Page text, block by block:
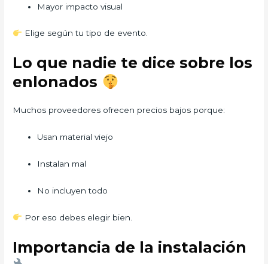
Mayor impacto visual
Elige según tu tipo de evento.
Lo que nadie te dice sobre los
enlonados
Muchos proveedores ofrecen precios bajos porque:
Usan material viejo
Instalan mal
No incluyen todo
Por eso debes elegir bien.
Importancia de la instalación